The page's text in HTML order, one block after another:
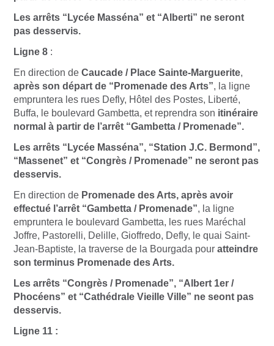
Les arrêts “Lycée Masséna” et “Alberti” ne seront
pas desservis.
Ligne 8 :
En direction de Caucade / Place Sainte-Marguerite,
après son départ de “Promenade des Arts”, la ligne
empruntera les rues Defly, Hôtel des Postes, Liberté,
Buffa, le boulevard Gambetta, et reprendra son itinéraire
normal à partir de l’arrêt “Gambetta / Promenade”.
Les arrêts “Lycée Masséna”, “Station J.C. Bermond”,
“Massenet” et “Congrès / Promenade” ne seront pas
desservis.
En direction de Promenade des Arts, après avoir
effectué l’arrêt “Gambetta / Promenade”, la ligne
empruntera le boulevard Gambetta, les rues Maréchal
Joffre, Pastorelli, Delille, Gioffredo, Defly, le quai Saint-
Jean-Baptiste, la traverse de la Bourgada pour atteindre
son terminus Promenade des Arts.
Les arrêts “Congrès / Promenade”, “Albert 1er /
Phocéens” et “Cathédrale Vieille Ville” ne seont pas
desservis.
Ligne 11 :